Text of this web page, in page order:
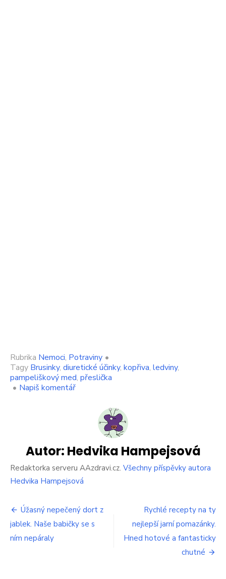
Rubrika Nemoci, Potraviny •
Tagy Brusinky, diuretické účinky, kopřiva, ledviny,
pampeliškový med, přeslička
• Napiš komentářon
posilovat.
Pomohou
k
tomu
opravdu
účinné
Autor: Hedvika Hampejsová
Redaktorka serveru AAzdravi.cz. Všechny příspěvky autora
Hedvika Hampejsová
Navigace
pro
příspěvek
Úžasný nepečený dort z
jablek. Naše babičky se s
ním nepáraly
Rychlé recepty na ty
nejlepší jarní pomazánky.
Hned hotové a fantasticky
chutné